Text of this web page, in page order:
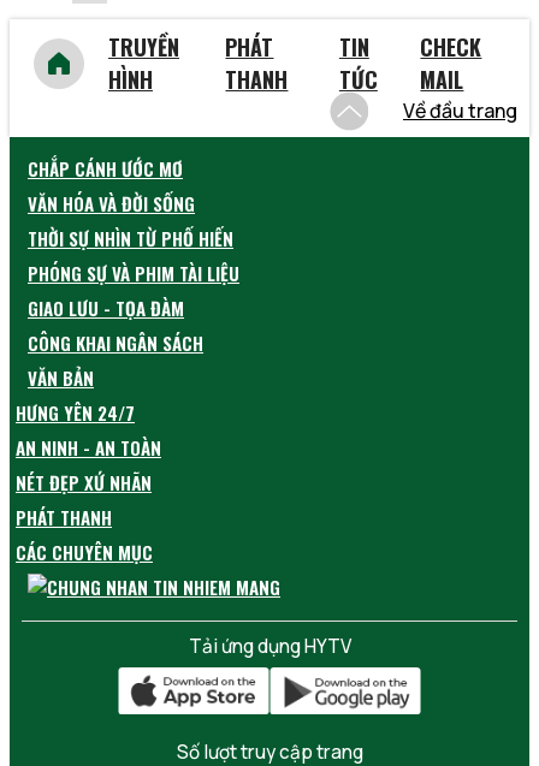
TRUYỀN
HÌNH
PHÁT
THANH
TIN
TỨC
CHECK
MAIL
Về đầu trang
CHẮP CÁNH ƯỚC MƠ
VĂN HÓA VÀ ĐỜI SỐNG
THỜI SỰ NHÌN TỪ PHỐ HIẾN
PHÓNG SỰ VÀ PHIM TÀI LIỆU
GIAO LƯU - TỌA ĐÀM
CÔNG KHAI NGÂN SÁCH
VĂN BẢN
HƯNG YÊN 24/7
AN NINH - AN TOÀN
NÉT ĐẸP XỨ NHÃN
PHÁT THANH
CÁC CHUYÊN MỤC
Tải ứng dụng HYTV
Số lượt truy cập trang